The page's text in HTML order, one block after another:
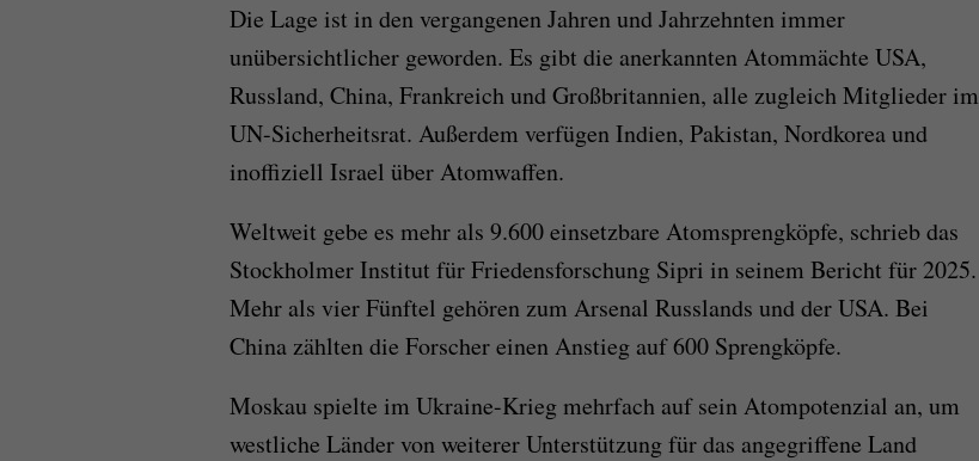
Die Lage ist in den vergangenen Jahren und Jahrzehnten immer
unübersichtlicher geworden. Es gibt die anerkannten Atommächte USA,
Russland, China, Frankreich und Großbritannien, alle zugleich Mitglieder im
UN-Sicherheitsrat. Außerdem verfügen Indien, Pakistan, Nordkorea und
inoffiziell Israel über Atomwaffen.
Weltweit gebe es mehr als 9.600 einsetzbare Atomsprengköpfe, schrieb das
Stockholmer Institut für Friedensforschung Sipri in seinem Bericht für 2025.
Mehr als vier Fünftel gehören zum Arsenal Russlands und der USA. Bei
China zählten die Forscher einen Anstieg auf 600 Sprengköpfe.
Moskau spielte im Ukraine-Krieg mehrfach auf sein Atompotenzial an, um
westliche Länder von weiterer Unterstützung für das angegriffene Land